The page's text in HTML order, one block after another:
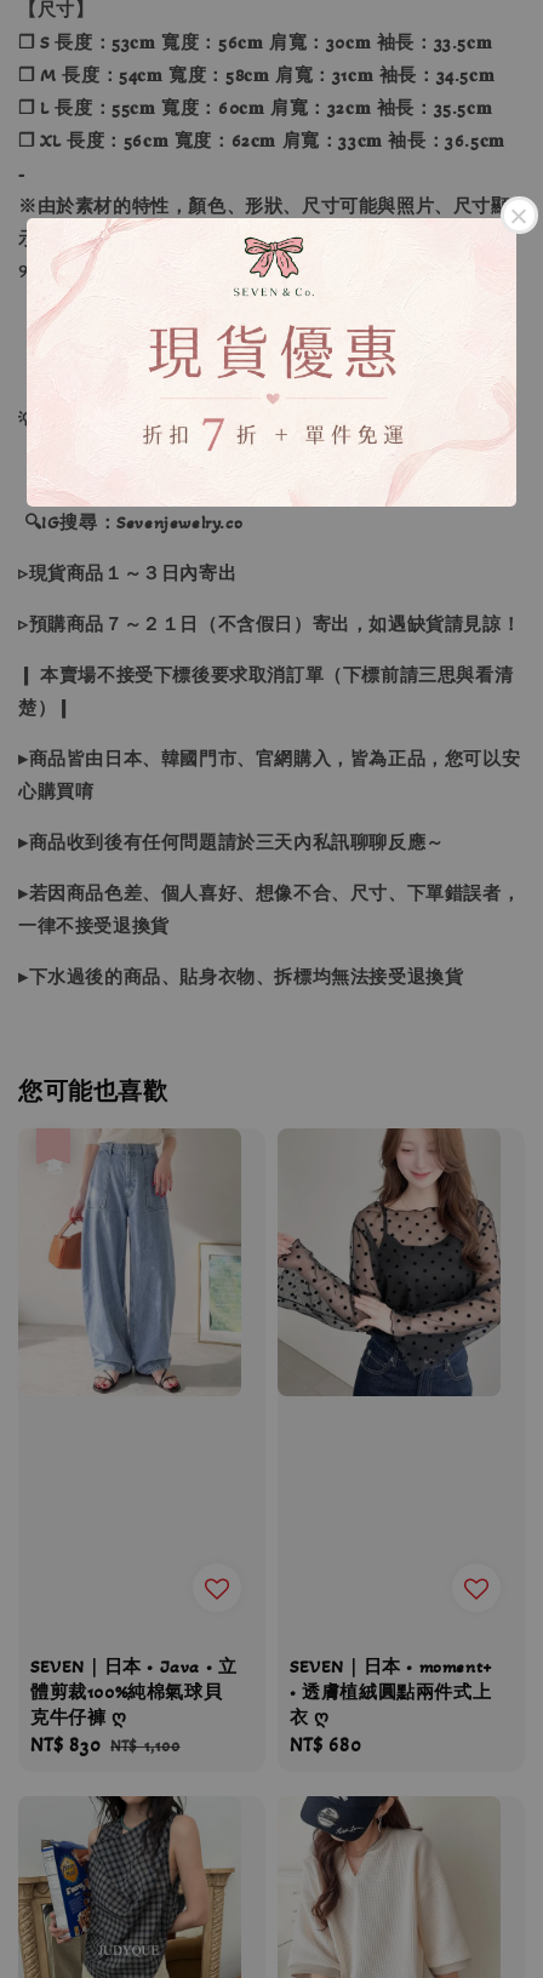
【尺寸】
❐ S 長度：53𝐜𝐦 寬度：56𝐜𝐦 肩寬：30𝐜𝐦 袖長：33.5𝐜𝐦
❐ M 長度：54𝐜𝐦 寬度：58𝐜𝐦 肩寬：31𝐜𝐦 袖長：34.5𝐜𝐦
❐ L 長度：55𝐜𝐦 寬度：60𝐜𝐦 肩寬：32𝐜𝐦 袖長：35.5𝐜𝐦
❐ XL 長度：56𝐜𝐦 寬度：62𝐜𝐦 肩寬：33𝐜𝐦 袖長：36.5𝐜𝐦
-
※由於素材的特性，顏色、形狀、尺寸可能與照片、尺寸顯
示略有不同。
୨୧----*----*----*----*----*----*----*----*----୨୧
【款式】 ：黑色、海軍藍、白色、淺褐色
【尺寸】 ：S、M、L、XL
💡訂單依照下單順序為主唷！
🔍IG搜尋：Sevenjewelry.co
▹現貨商品１～３日內寄出
▹預購商品７～２１日（不含假日）寄出，如遇缺貨請見諒！
❙ 本賣場不接受下標後要求取消訂單（下標前請三思與看清
楚）❙
▸商品皆由日本、韓國門市、官網購入，皆為正品，您可以安
心購買唷
▸商品收到後有任何問題請於三天內私訊聊聊反應～
▸若因商品色差、個人喜好、想像不合、尺寸、下單錯誤者，
一律不接受退換貨
▸下水過後的商品、貼身衣物、拆標均無法接受退換貨
您可能也喜歡
SEVEN｜日本 • Java • 立
體剪裁100%純棉氣球貝
克牛仔褲 ღ
Sale
NT$ 830 Regular
NT$ 1,100
SEVEN｜日本 • moment+
• 透膚植絨圓點兩件式上
衣 ღ
Regular
NT$ 680